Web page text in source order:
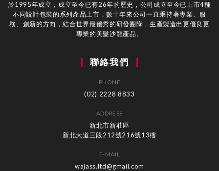
於1995年成立，成立至今已有26年的歷史，公司成立至今已上市4種
不同設計包裝的系列產品上市，數十年來公司一直秉持著專業、服
務、創新的方向，結合世界最優秀的研發團隊，生產製造出更優良更
專業的美髮沙龍產品。
聯絡我們
PHONE
(02) 2228 8833
ADDRESS
新北市新莊區
新北大道三段212號216號13樓
E-MAIL
wajass.ltd@gmail.com